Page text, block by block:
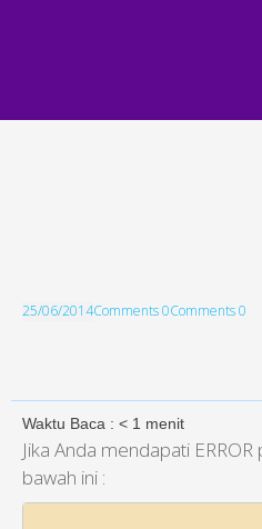
25/06/2014Comments 0Comments 0
Waktu Baca : < 1 menit
Jika Anda mendapati
bawah ini :